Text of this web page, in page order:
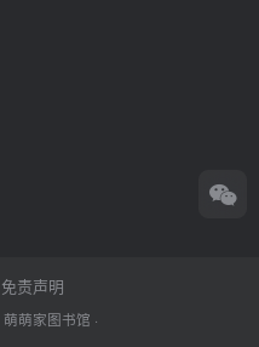
免责声明
萌萌家图书馆 ·